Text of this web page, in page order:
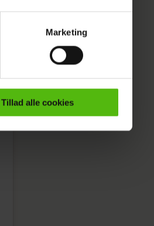
indhold til dig.
Vi indsamler data
Marketing
Tillad alle cookies